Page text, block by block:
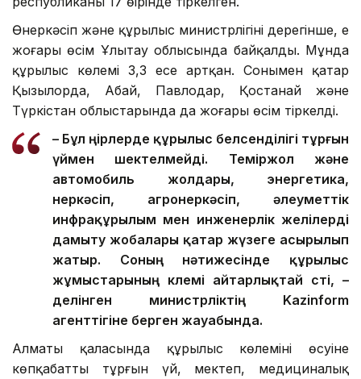
Өнеркәсіп және құрылыс министрлігінің дерегінше, ең
жоғары өсім Ұлытау облысында байқалды. Мұнда
құрылыс көлемі 3,3 есе артқан. Сонымен қатар
Қызылорда, Абай, Павлодар, Қостанай және
Түркістан облыстарында да жоғары өсім тіркелді.
– Бұл өңірлерде құрылыс белсенділігі тұрғын
үймен шектелмейді. Теміржол және
автомобиль жолдары, энергетика,
өнеркәсіп, агроөнеркәсіп, әлеуметтік
инфрақұрылым мен инженерлік желілерді
дамыту жобалары қатар жүзеге асырылып
жатыр. Соның нәтижесінде құрылыс
жұмыстарының көлемі айтарлықтай өсті, –
делінген министрліктің Kazinform
агенттігіне берген жауабында.
Алматы қаласында құрылыс көлемінің өсуіне
көпқабатты тұрғын үй, мектеп, медициналық